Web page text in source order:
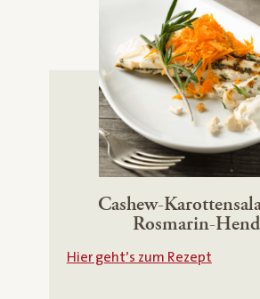
Cashew-
Rosmarin-
Hier geht’s zum Rezept